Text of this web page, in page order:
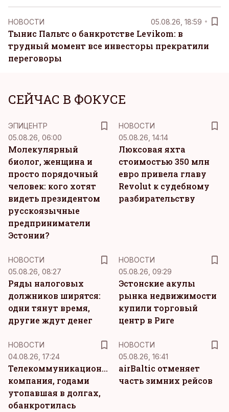
НОВОСТИ 05.08.26, 18:59
Тынис Пальтс о банкротстве Levikom: в
трудный момент все инвесторы прекратили
переговоры
СЕЙЧАС В ФОКУСЕ
ЭПИЦЕНТР
05.08.26, 06:00
Молекулярный
биолог, женщина и
просто порядочный
человек: кого хотят
видеть президентом
русскоязычные
предприниматели
Эстонии?
НОВОСТИ
05.08.26, 14:14
Люксовая яхта
стоимостью 350 млн
евро привела главу
Revolut к судебному
разбирательству
НОВОСТИ
05.08.26, 08:27
Ряды налоговых
должников ширятся:
одни тянут время,
другие ждут денег
НОВОСТИ
05.08.26, 09:29
Эстонские акулы
рынка недвижимости
купили торговый
центр в Риге
НОВОСТИ
04.08.26, 17:24
Телекоммуникационная
компания, годами
утопавшая в долгах,
обанкротилась
НОВОСТИ
05.08.26, 16:41
airBaltic отменяет
часть зимних рейсов